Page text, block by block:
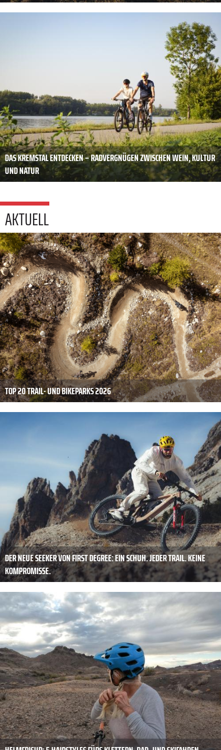
DAS KREMSTAL ENTDECKEN – RADVERGNÜGEN ZWISCHEN WEIN, KULTUR
UND NATUR
AKTUELL
TOP 20 TRAIL- UND BIKEPARKS 2026
DER NEUE SEEKER VON FIRST DEGREE: EIN SCHUH. JEDER TRAIL. KEINE
KOMPROMISSE.